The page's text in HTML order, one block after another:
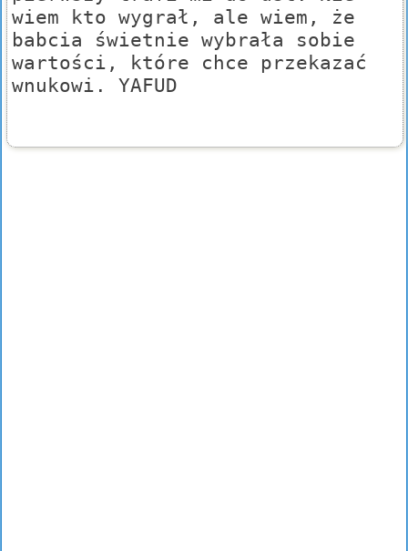
wiem kto wygrał, ale wiem, że
babcia świetnie wybrała sobie
wartości, które chce przekazać
wnukowi. YAFUD